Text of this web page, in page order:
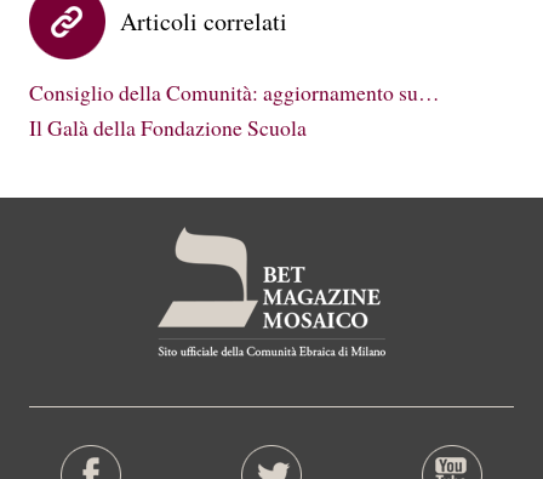
Articoli correlati
Consiglio della Comunità: aggiornamento su…
Il Galà della Fondazione Scuola